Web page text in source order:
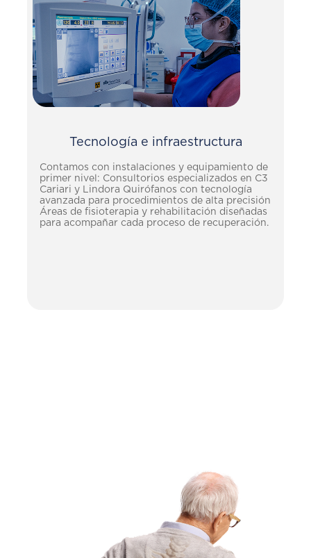
Tecnología e infraestructura
Contamos con instalaciones y equipamiento de
primer nivel: Consultorios especializados en C3
Cariari y Lindora Quirófanos con tecnología
avanzada para procedimientos de alta precisión
Áreas de fisioterapia y rehabilitación diseñadas
para acompañar cada proceso de recuperación.